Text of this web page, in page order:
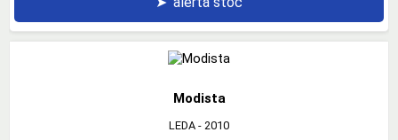
Modista
LEDA - 2010